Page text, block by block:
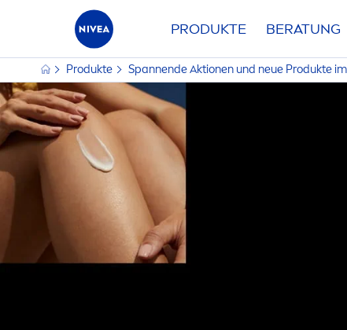
PRODUKTE BERATUNG
Produkte Spannende Aktionen und neue Produkte